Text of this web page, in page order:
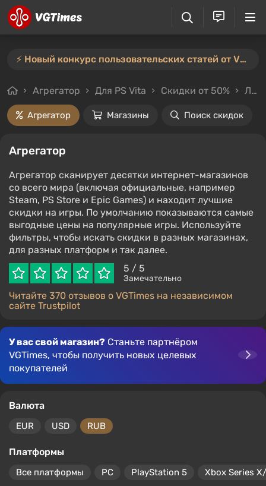
⚡️ Новый конкурс пользовательских статей от VGTimes — участвуйте тут ⚡️
Агрегатор Для PS Vita Скидки от 50% Любой стоимости
Агрегатор Магазины Поиск скидок
Агрегатор
Агрегатор сканирует десятки интернет-магазинов
со всего мира (включая официальные, например
Steam, PS Store и Epic Games) и находит лучшие
скидки на игры. По умолчанию показываются самые
выгодные цены на популярные игры. Используйте
фильтры, чтобы искать скидки в разных магазинах,
для разных платформ и так далее.
5 / 5
Замечательно
Читайте 370 отзывов о VGTimes на независимом
сайте Trustpilot
У вас свой магазин? Станьте партнёром
VGTimes, чтобы получить новых целевых
покупателей
Валюта
EUR USD RUB
Платформы
Все платформы PC PlayStation 5 Xbox Series